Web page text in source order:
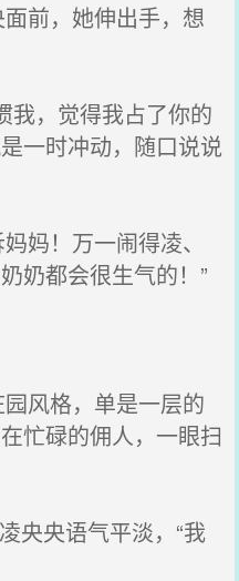
前，她伸出手，想
，觉得我占了你的
一时冲动，随口说说
妈！万一闹得凌、
奶都会很生气的！”
风格，单是一层的
忙碌的佣人，一眼扫
央央语气平淡，“我